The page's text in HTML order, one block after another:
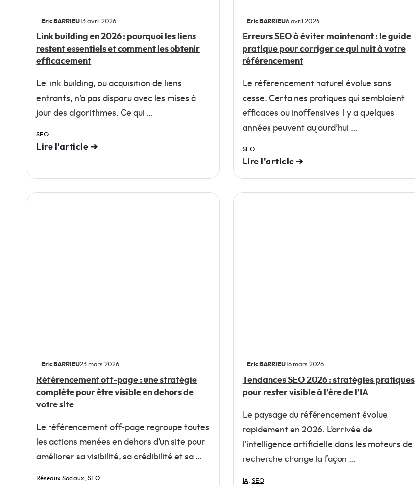
Eric BARRIEU13 avril 2026
Link building en 2026 : pourquoi les liens
restent essentiels et comment les obtenir
efficacement
Le link building, ou acquisition de liens
entrants, n’a pas disparu avec les mises à
jour des algorithmes. Ce qui …
SEO
Lire l'article ➔
Eric BARRIEU6 avril 2026
Erreurs SEO à éviter maintenant : le guide
pratique pour corriger ce qui nuit à votre
référencement
Le référencement naturel évolue sans
cesse. Certaines pratiques qui semblaient
efficaces ou inoffensives il y a quelques
années peuvent aujourd’hui …
SEO
Lire l'article ➔
Eric BARRIEU23 mars 2026
Référencement off-page : une stratégie
complète pour être visible en dehors de
votre site
Le référencement off-page regroupe toutes
les actions menées en dehors d’un site pour
améliorer sa visibilité, sa crédibilité et sa …
Réseaux Sociaux ,SEO
Eric BARRIEU16 mars 2026
Tendances SEO 2026 : stratégies pratiques
pour rester visible à l’ère de l’IA
Le paysage du référencement évolue
rapidement en 2026. L’arrivée de
l’intelligence artificielle dans les moteurs de
recherche change la façon …
IA SEO